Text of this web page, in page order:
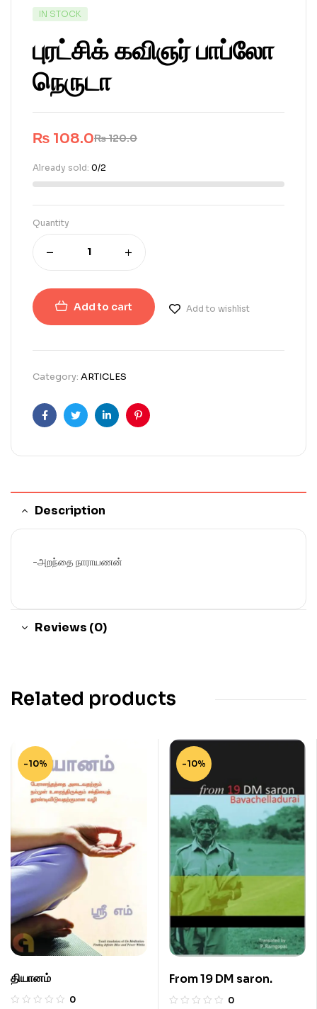
IN STOCK
புரட்சிக் கவிஞர் பாப்லோ
நெருடா
₨120.0
₨ 108.0
Already sold: 0/2
Quantity
Add to cart Add to wishlist
Category: ARTICLES
FacebookTwitterLinkedinPinterest
Description
-அறந்தை நாராயணன்
Reviews (0)
Related products
-10%
தியானம்
0
-10%
From 19 DM saron.
0